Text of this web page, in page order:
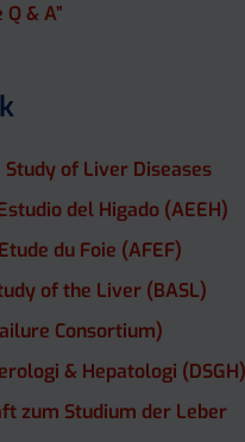
& A”
of Liver Diseases
del Higado (AEEH)
du Foie (AFEF)
of the Liver (BASL)
Consortium)
& Hepatologi (DSGH)
zum Studium der Leber